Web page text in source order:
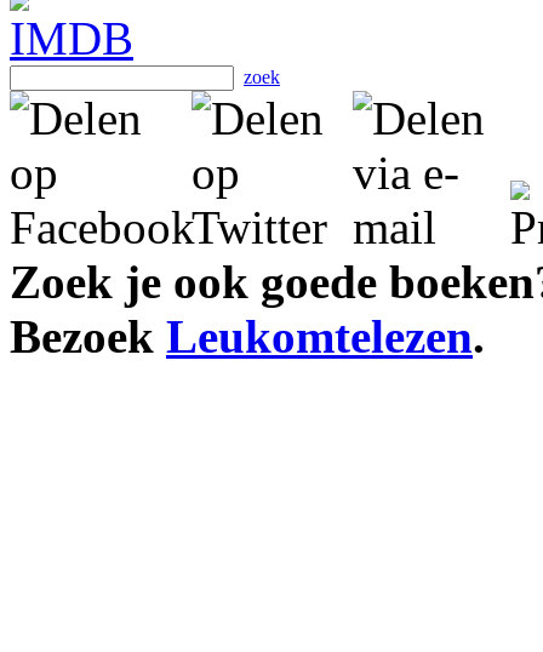
zoek
Zoek je ook goede
Bezoek Leukomtelezen.